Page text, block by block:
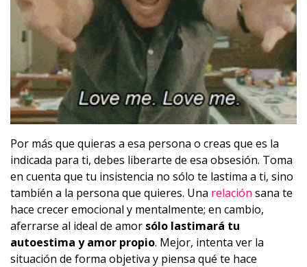
Por más que quieras a esa persona o creas que es la
indicada para ti, debes liberarte de esa obsesión. Toma
en cuenta que tu insistencia no sólo te lastima a ti, sino
también a la persona que quieres. Una relación sana te
hace crecer emocional y mentalmente; en cambio,
aferrarse al ideal de amor sólo lastimará tu
autoestima y amor propio. Mejor, intenta ver la
situación de forma objetiva y piensa qué te hace